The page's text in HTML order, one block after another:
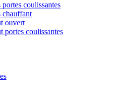
coulissantes
chauffant
ouvert
portes coulissantes